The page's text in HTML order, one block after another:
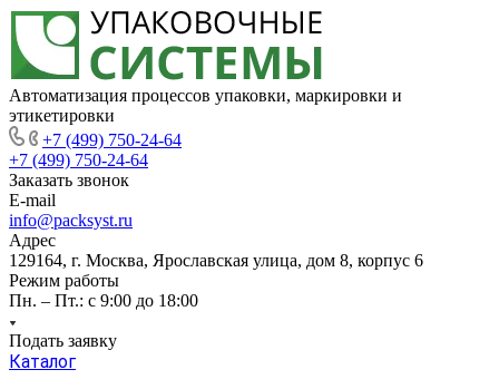
Автоматизация процессов упаковки, маркировки и
этикетировки
+7 (499) 750-24-64
+7 (499) 750-24-64
Заказать звонок
E-mail
info@packsyst.ru
Адрес
129164, г. Москва, Ярославская улица, дом 8, корпус 6
Режим работы
Пн. – Пт.: с 9:00 до 18:00
Подать заявку
Каталог